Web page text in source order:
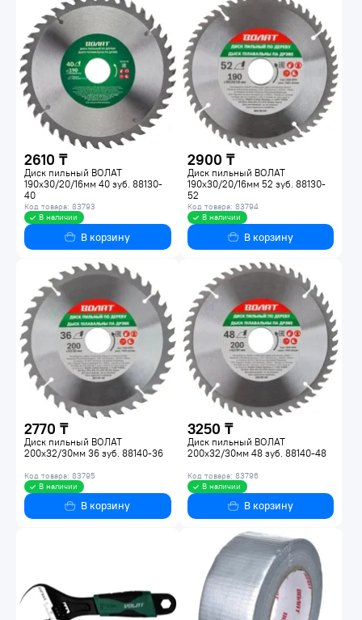
2610 ₸
Диск пильный ВОЛАТ
190х30/20/16мм 40 зуб. 88130-
40
Код товара: 83793
В наличии
В корзину
2900 ₸
Диск пильный ВОЛАТ
190х30/20/16мм 52 зуб. 88130-
52
Код товара: 83794
В наличии
В корзину
2770 ₸
Диск пильный ВОЛАТ
200х32/30мм 36 зуб. 88140-36
Код товара: 83795
В наличии
В корзину
3250 ₸
Диск пильный ВОЛАТ
200х32/30мм 48 зуб. 88140-48
Код товара: 83796
В наличии
В корзину